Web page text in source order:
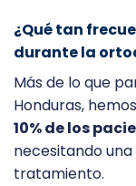
¿Qué tan
durante la
Más de lo que
Honduras,
10% de los
necesitando
tratamiento.